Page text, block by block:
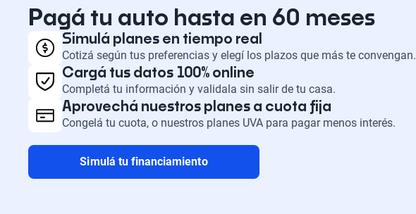
Pagá tu auto hasta en 60 meses
Simulá planes en tiempo real
Cotizá según tus preferencias y elegí los plazos que más te convengan.
Cargá tus datos 100% online
Completá tu información y validala sin salir de tu casa.
Aprovechá nuestros planes a cuota fija
Congelá tu cuota, o nuestros planes UVA para pagar menos interés.
Simulá tu financiamiento